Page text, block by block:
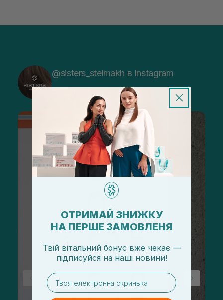
@sisters_stelmakh в Instagram
ОТРИМАЙ ЗНИЖКУ
НА ПЕРШЕ ЗАМОВЛЕНЯ
Твій вітальний бонус вже чекає —
підписуйся на наші новини!
email